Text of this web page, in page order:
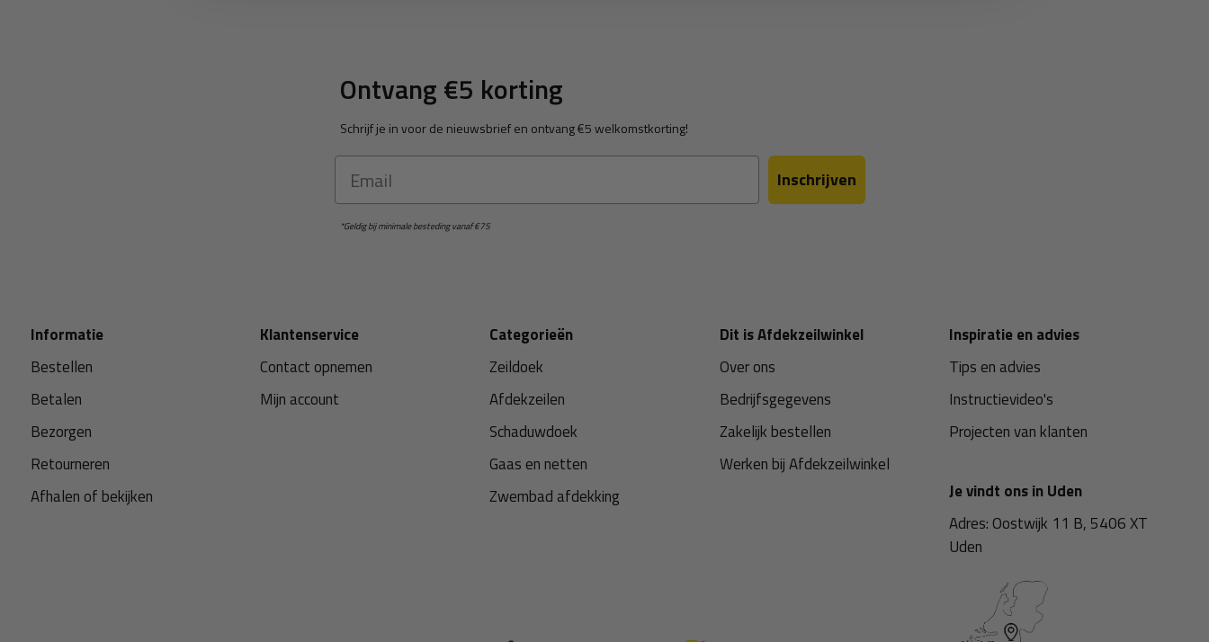
Ontvang €5 korting
Schrijf je in voor de nieuwsbrief en ontvang €5 welkomstkorting!
Email Inschrijven
*Geldig bij minimale besteding vanaf €75
Informatie
Bestellen
Betalen
Bezorgen
Retourneren
Afhalen of bekijken
Klantenservice
Contact opnemen
Mijn account
Categorieën
Zeildoek
Afdekzeilen
Schaduwdoek
Gaas en netten
Zwembad afdekking
Dit is Afdekzeilwinkel
Over ons
Bedrijfsgegevens
Zakelijk bestellen
Werken bij Afdekzeilwinkel
Inspiratie en advies
Tips en advies
Instructievideo's
Projecten van klanten
Je vindt ons in Uden
Adres: Oostwijk 11 B, 5406 XT
Uden